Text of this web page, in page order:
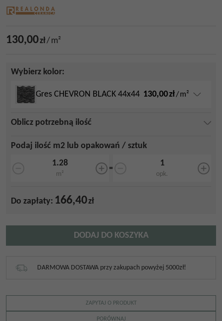
130,00zł/ m²
Wybierz kolor:
Gres CHEVRON BLACK 44x44 130,00zł/m²
Oblicz potrzebną ilość
Podaj ilość m2 lub opakowań / sztuk
m²
=
opk.
Do zapłaty: 166,40zł
DODAJ DO KOSZYKA
DARMOWA DOSTAWA przy zakupach powyżej 5000zł!
ZAPYTAJ O PRODUKT
PORÓWNAJ